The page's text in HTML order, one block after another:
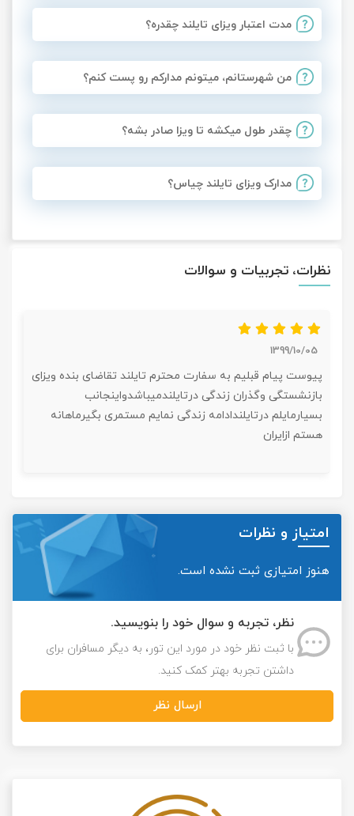
نظرات، تجربیات و سوالات
پیوست پیام قبلیم به سفارت محترم تایلند تقاضای بنده ویزای
بازنشستگی وگذران زندگی درتایلندمیباشدواینجانب
بسیارمایلم درتایلندادامه زندگی نمایم مستمری بگیرماهانه
هستم ازایران
امتیاز و نظرات
هنوز امتیازی ثبت نشده است.
نظر، تجربه و سوال خود را بنویسید.
با ثبت نظر خود در مورد این تور، به دیگر مسافران برای
داشتن تجربه بهتر کمک کنید.
ارسال نظر